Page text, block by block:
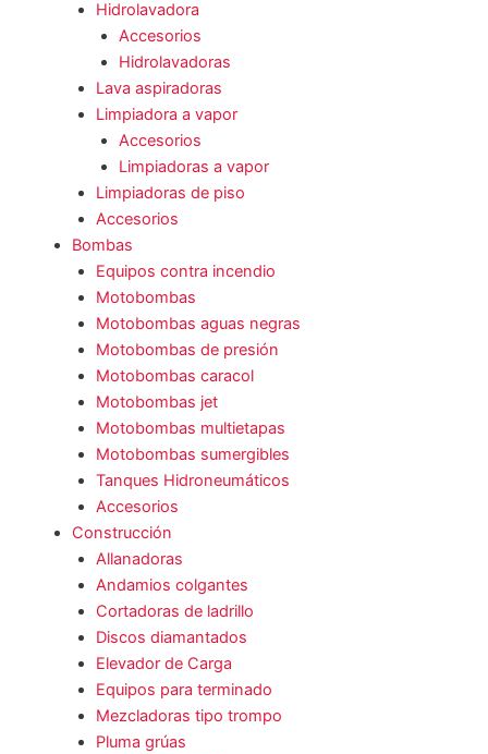
Hidrolavadora
Accesorios
Hidrolavadoras
Lava aspiradoras
Limpiadora a vapor
Accesorios
Limpiadoras a vapor
Limpiadoras de piso
Accesorios
Bombas
Equipos contra incendio
Motobombas
Motobombas aguas negras
Motobombas de presión
Motobombas caracol
Motobombas jet
Motobombas multietapas
Motobombas sumergibles
Tanques Hidroneumáticos
Accesorios
Construcción
Allanadoras
Andamios colgantes
Cortadoras de ladrillo
Discos diamantados
Elevador de Carga
Equipos para terminado
Mezcladoras tipo trompo
Pluma grúas